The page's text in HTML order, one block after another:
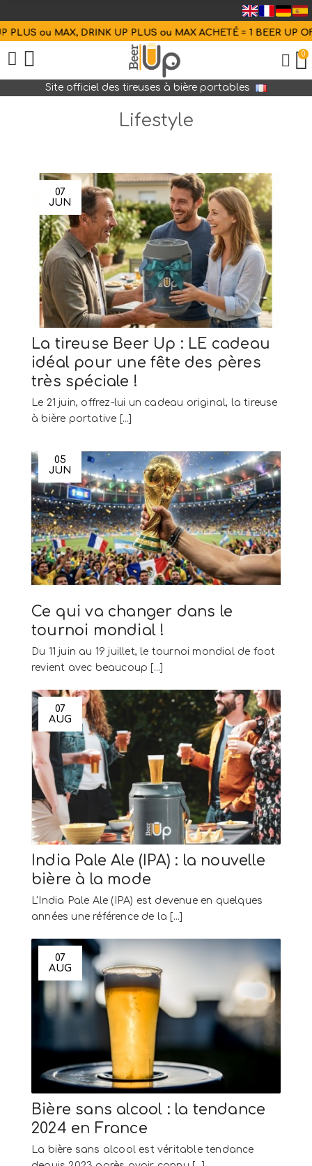
ou MAX, DRINK UP PLUS ou MAX ACHETÉ = 1 BEER UP
0
Site officiel des tireuses à bière portables
Lifestyle
07
JUN
La tireuse Beer Up : LE cadeau
idéal pour une fête des pères
très spéciale !
Le 21 juin, offrez-lui un cadeau original, la tireuse
à bière portative [...]
05
JUN
Ce qui va changer dans le
tournoi mondial !
Du 11 juin au 19 juillet, le tournoi mondial de foot
revient avec beaucoup [...]
07
AUG
India Pale Ale (IPA) : la nouvelle
bière à la mode
L'India Pale Ale (IPA) est devenue en quelques
années une référence de la [...]
07
AUG
Bière sans alcool : la tendance
2024 en France
La bière sans alcool est véritable tendance